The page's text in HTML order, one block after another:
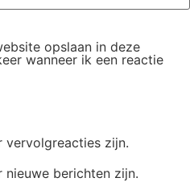
opslaan in deze
wanneer ik een reactie
vervolgreacties zijn.
nieuwe berichten zijn.